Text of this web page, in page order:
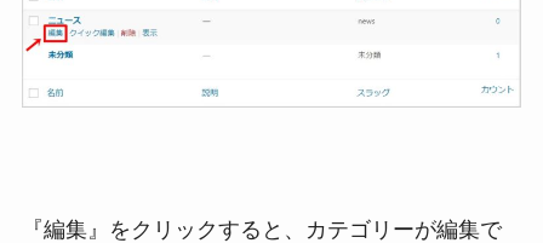
『編集』をクリックすると、カテゴリーが編集で